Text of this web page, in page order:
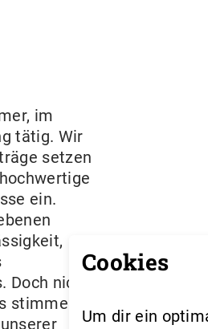
im
tätig. Wir
setzen
ein.
nicht
Cookies
Um dir ein